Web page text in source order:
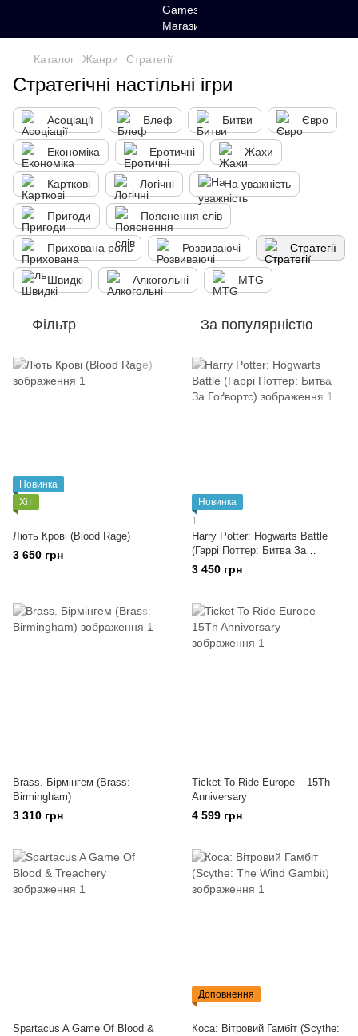
Каталог Жанри Стратегії
Стратегічні настільні ігри
Асоціації Блеф Битви Євро
Економіка Еротичні Жахи
Карткові Логічні На уважність
Пригоди Пояснення слів
Прихована роль Розвиваючі Стратегії
Швидкі Алкогольні MTG
Фільтр За популярністю
Новинка
Хіт
Лють Крові (Blood Rage)
3 650 грн
Новинка
1
Harry Potter: Hogwarts Battle
(Гаррі Поттер: Битва За
Гоґвортс)
3 450 грн
Brass. Бірмінгем (Brass:
Birmingham)
3 310 грн
Ticket To Ride Europe – 15Th
Anniversary
4 599 грн
Spartacus A Game Of Blood &
Доповнення
Коса: Вітровий Гамбіт (Scythe: